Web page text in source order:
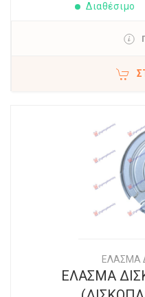
Διαθέσιμο
ΕΛΑΣΜΑ
ΕΛΑΣΜΑ